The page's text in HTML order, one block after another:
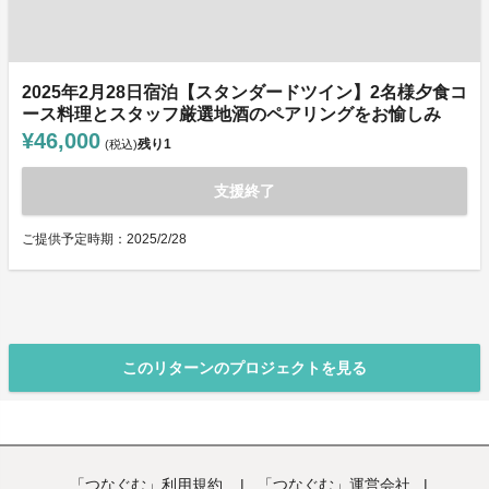
2025年2月28日宿泊【スタンダードツイン】2名様夕食コ
ース料理とスタッフ厳選地酒のペアリングをお愉しみ
¥46,000 (税込)残り1
支援終了
ご提供予定時期：2025/2/28
このリターンのプロジェクトを見る
「つなぐむ」利用規約 | 「つなぐむ」運営会社 |